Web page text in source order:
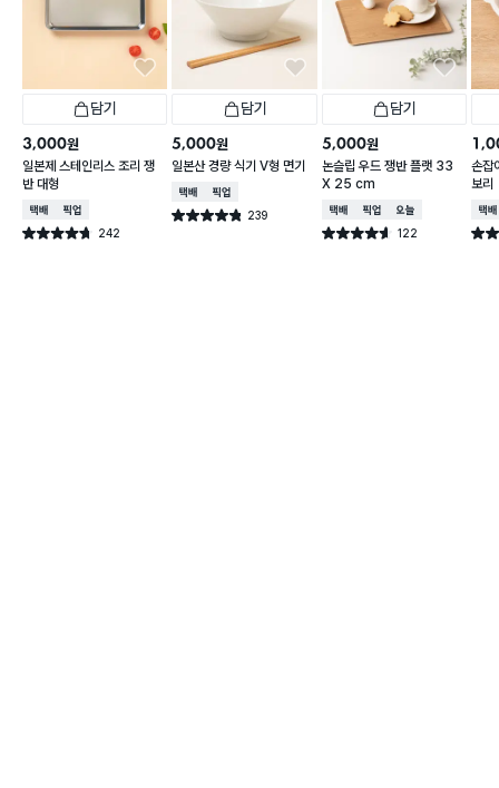
담기
3,000원
일본제 스테인리스 조리 쟁
반 대형
택배배송매장픽업
별점 4.7점 242
건 작성
담기
5,000원
일본산 경량 식기 V형 면기
택배배송매장픽업
별점 4.8점 239
건 작성
담기
5,000원
논슬립 우드 쟁반 플랫 33
X 25 cm
택배배송매장픽업오늘배송
별점 4.6점 122
건 작성
손잡
보리
택배
별점